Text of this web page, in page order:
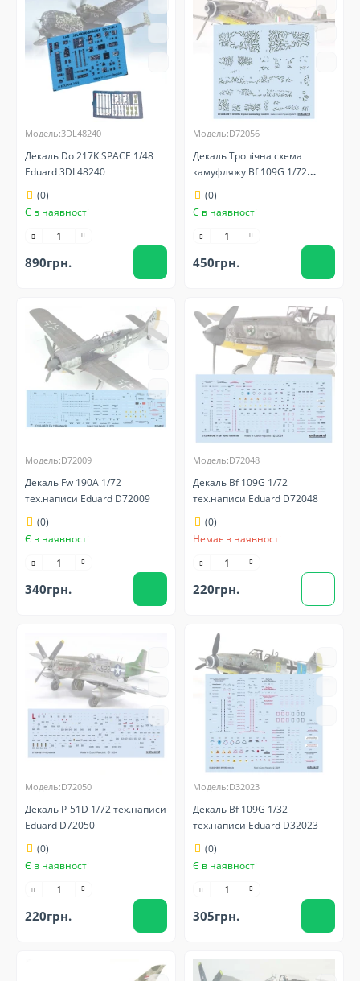
Модель:3DL48240
Декаль Do 217K SPACE 1/48
Eduard 3DL48240
(0)
Є в наявності
890грн.
Модель:D72056
Декаль Тропічна схема
камуфляжу Bf 109G 1/72
Eduard D72056
(0)
Є в наявності
450грн.
Модель:D72009
Декаль Fw 190A 1/72
тех.написи Eduard D72009
(0)
Є в наявності
340грн.
Модель:D72048
Декаль Bf 109G 1/72
тех.написи Eduard D72048
(0)
Немає в наявності
220грн.
Модель:D72050
Декаль P-51D 1/72 тех.написи
Eduard D72050
(0)
Є в наявності
220грн.
Модель:D32023
Декаль Bf 109G 1/32
тех.написи Eduard D32023
(0)
Є в наявності
305грн.